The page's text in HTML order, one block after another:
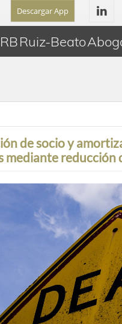
Descargar App
RB Ruiz-Beato
de socio y
mediante reducción